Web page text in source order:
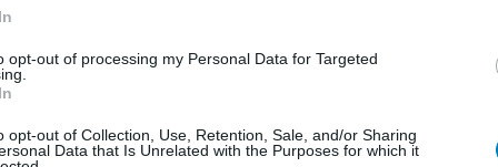
opt-out of processing my Personal Data for Targeted
opt-out of Collection, Use, Retention, Sale, and/or Sharing
Data that Is Unrelated with the Purposes for which it